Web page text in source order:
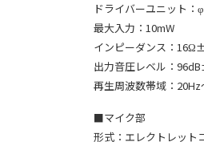
ドライバーユニット：
最大入力：10mW
インピーダンス：
出力音圧レベル：
再生周波数帯域：20Hz
■マイク部
形式：エレクトレット